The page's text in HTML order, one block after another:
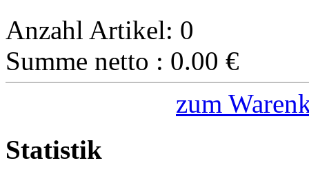
Anzahl Artikel: 0
Summe netto : 0.00 €
zum
Statistik